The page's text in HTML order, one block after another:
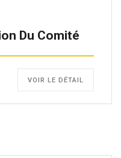
Du Comité
VOIR LE DÉTAIL